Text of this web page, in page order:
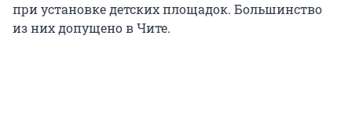
при установке детских площадок. Большинство
из них допущено в Чите.